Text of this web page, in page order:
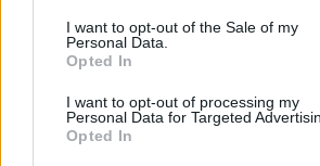
I want to opt-out of the Sale of my
Personal Data.
Opted In
I want to opt-out of processing my
Personal Data for Targeted
Opted In
Ελληνική Αναπτυξιακή Τράπεζα: Με «προίκα»
δρόμο για δάνεια έως 5 δισ. σε μικρομεσαίες